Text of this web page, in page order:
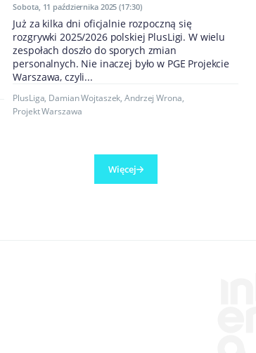
Sobota, 11 października 2025 (17:30)
Już za kilka dni oficjalnie rozpoczną się
rozgrywki 2025/2026 polskiej PlusLigi. W wielu
zespołach doszło do sporych zmian
personalnych. Nie inaczej było w PGE Projekcie
Warszawa, czyli...
PlusLiga, Damian Wojtaszek,Andrzej Wrona,
Projekt Warszawa
Więcej